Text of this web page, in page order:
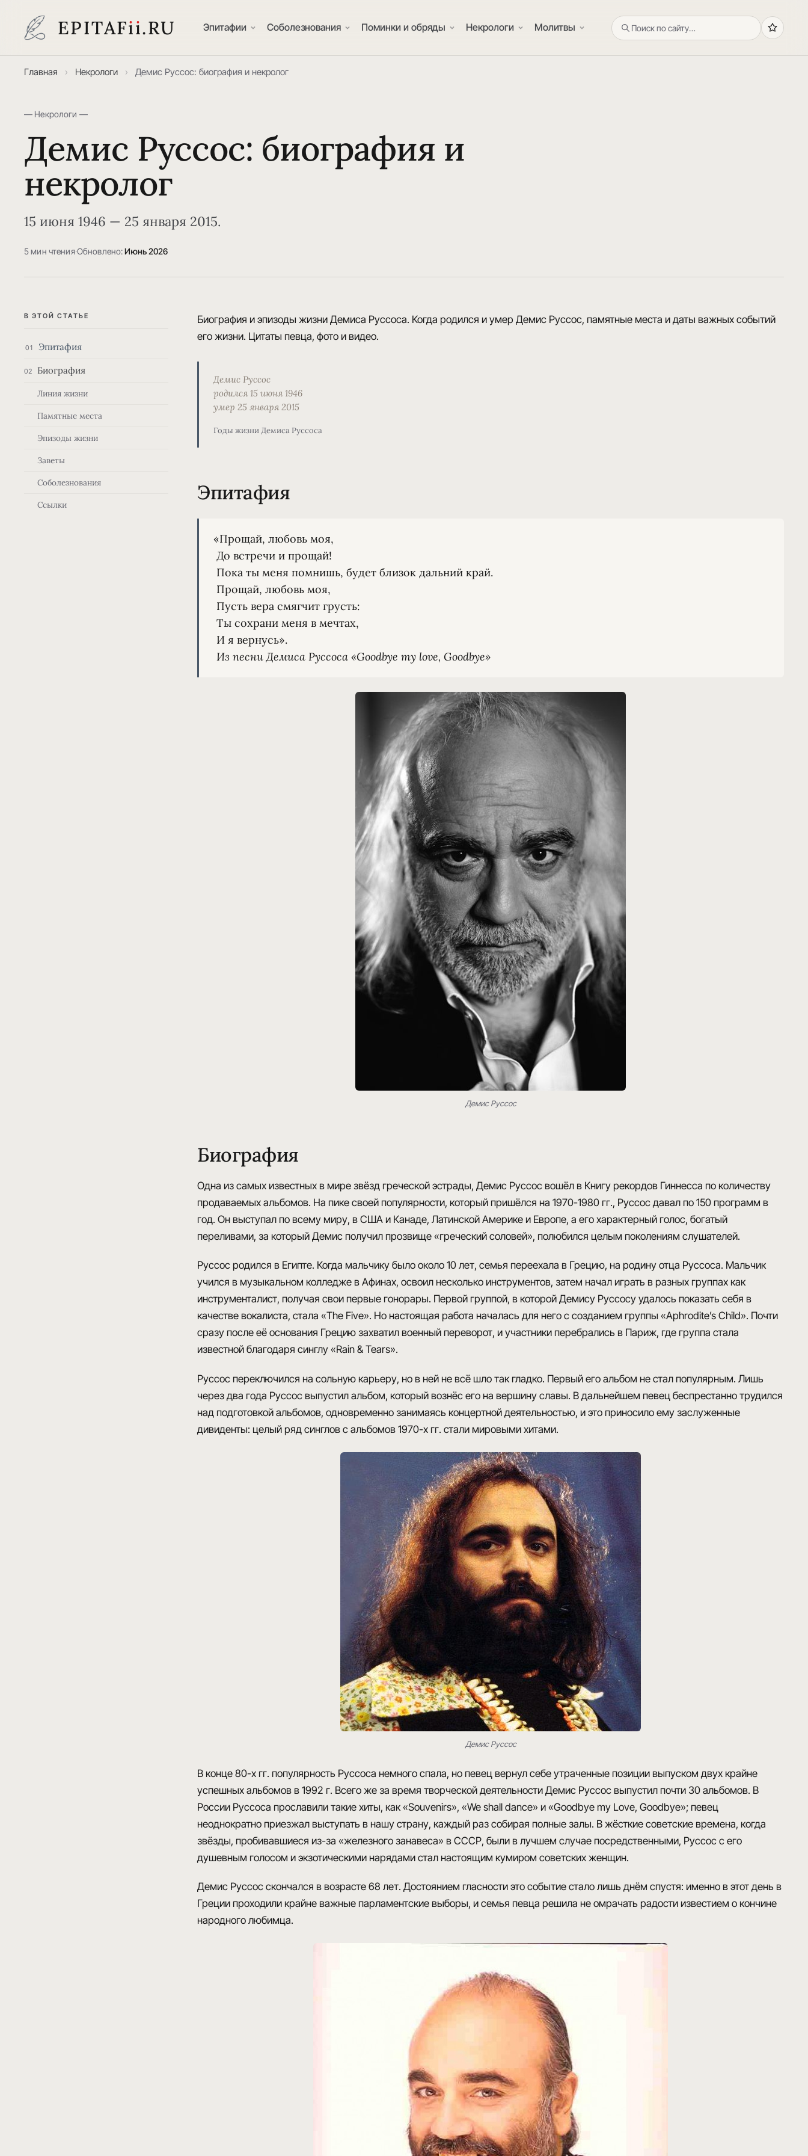
EPITAFii.RU Эпитафии Соболезнования Поминки и обряды Некрологи Молитвы
Главная › Некрологи › Демис Руссос: биография и некролог
— Некрологи —
Демис Руссос: биография и
некролог
15 июня 1946 — 25 января 2015.
5 мин чтения·Обновлено:Июнь 2026
В ЭТОЙ СТАТЬЕ
01 Эпитафия
02 Биография
Линия жизни
Памятные места
Эпизоды жизни
Заветы
Соболезнования
Ссылки
Биография и эпизоды жизни Демиса Руссоса. Когда родился и умер Демис Руссос, памятные места и даты важных событий
его жизни. Цитаты певца, фото и видео.
Демис Руссос
родился 15 июня 1946
умер 25 января 2015
Годы жизни Демиса Руссоса
Эпитафия
«Прощай, любовь моя,
Из песни Демиса Руссоса «Goodbye my love, Goodbye»
Демис Руссос
Биография
Одна из самых известных в мире звёзд греческой эстрады, Демис Руссос вошёл в Книгу рекордов Гиннесса по количеству
продаваемых альбомов. На пике своей популярности, который пришёлся на 1970-1980 гг., Руссос давал по 150 программ в
год. Он выступал по всему миру, в США и Канаде, Латинской Америке и Европе, а его характерный голос, богатый
переливами, за который Демис получил прозвище «греческий соловей», полюбился целым поколениям слушателей.
Руссос родился в Египте. Когда мальчику было около 10 лет, семья переехала в Грецию, на родину отца Руссоса. Мальчик
учился в музыкальном колледже в Афинах, освоил несколько инструментов, затем начал играть в разных группах как
инструменталист, получая свои первые гонорары. Первой группой, в которой Демису Руссосу удалось показать себя в
качестве вокалиста, стала «The Five». Но настоящая работа началась для него с созданием группы «Aphrodite’s Child». Почти
сразу после её основания Грецию захватил военный переворот, и участники перебрались в Париж, где группа стала
известной благодаря синглу «Rain & Tears».
Руссос переключился на сольную карьеру, но в ней не всё шло так гладко. Первый его альбом не стал популярным. Лишь
через два года Руссос выпустил альбом, который вознёс его на вершину славы. В дальнейшем певец беспрестанно трудился
над подготовкой альбомов, одновременно занимаясь концертной деятельностью, и это приносило ему заслуженные
дивиденты: целый ряд синглов с альбомов 1970-х гг. стали мировыми хитами.
Демис Руссос
В конце 80-х гг. популярность Руссоса немного спала, но певец вернул себе утраченные позиции выпуском двух крайне
успешных альбомов в 1992 г. Всего же за время творческой деятельности Демис Руссос выпустил почти 30 альбомов. В
России Руссоса прославили такие хиты, как «Souvenirs», «We shall dance» и «Goodbye my Love, Goodbye»; певец
неоднократно приезжал выступать в нашу страну, каждый раз собирая полные залы. В жёсткие советские времена, когда
звёзды, пробивавшиеся из-за «железного занавеса» в СССР, были в лучшем случае посредственными, Руссос с его
душевным голосом и экзотическими нарядами стал настоящим кумиром советских женщин.
Демис Руссос скончался в возрасте 68 лет. Достоянием гласности это событие стало лишь днём спустя: именно в этот день в
Греции проходили крайне важные парламентские выборы, и семья певца решила не омрачать радости известием о кончине
народного любимца.